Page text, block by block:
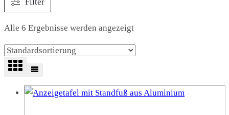
Alle 6 Ergebnisse werden angezeigt